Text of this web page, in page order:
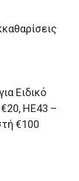
Ειδικό
ΗΕ43 –
€100